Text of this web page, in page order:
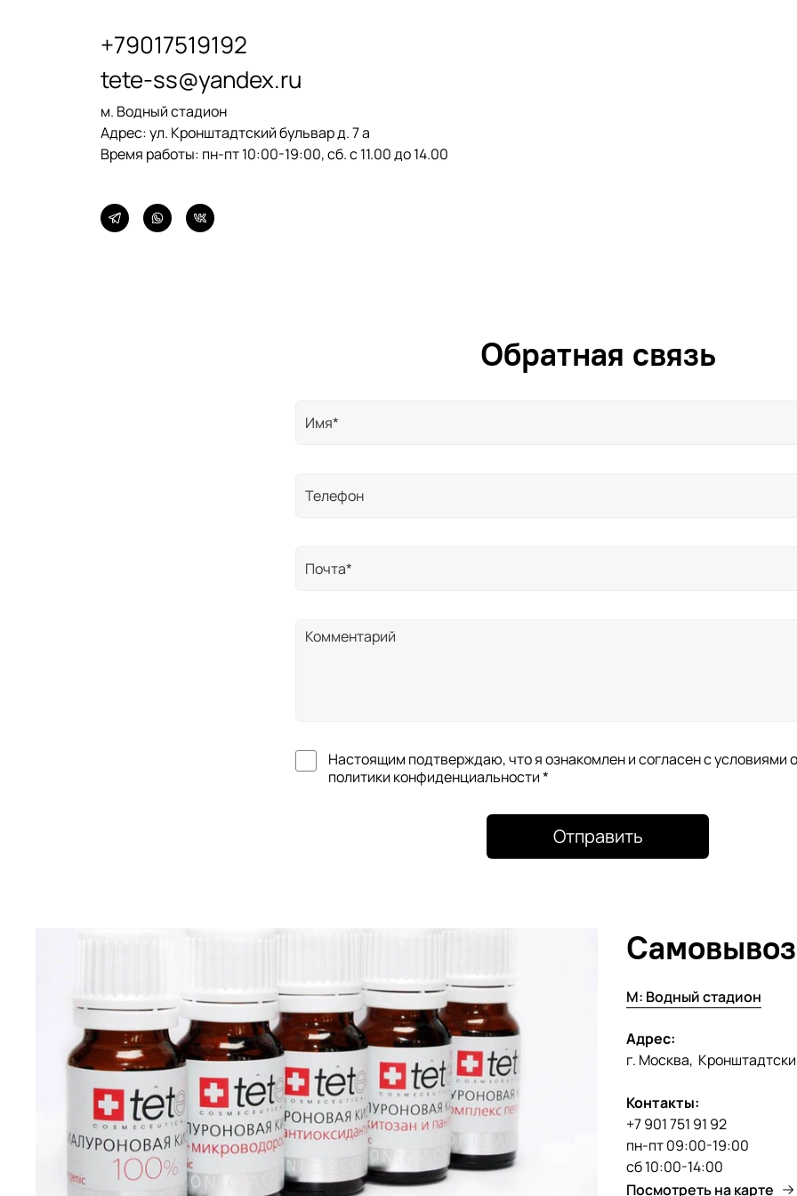
+79017519192
tete-ss@yandex.ru
м. Водный стадион
Адрес: ул. Кронштадтский бульвард. 7 а
Время работы: пн-пт 10:00-19:00, сб. с 11.00 до 14.00
Обратная связь
Настоящим подтверждаю, что я ознакомлен и согласен с условиями
политики конфиденциальности *
Отправить
М: Водный стадион
Адрес:
г. Москва,
Контакты:
+7 901 751 91 92
пн-пт 09:00-19:00
сб 10:00-14:00
Посмотреть на карте